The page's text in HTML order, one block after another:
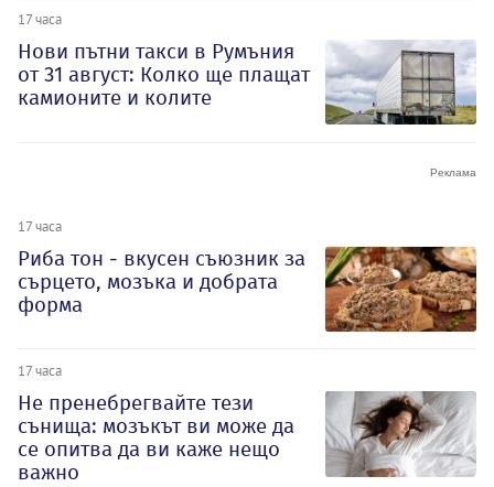
17 часа
Нови пътни такси в Румъния
от 31 август: Колко ще плащат
камионите и колите
17 часа
Риба тон - вкусен съюзник за
сърцето, мозъка и добрата
форма
17 часа
Не пренебрегвайте тези
сънища: мозъкът ви може да
се опитва да ви каже нещо
важно